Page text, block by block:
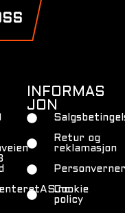
INFORMAS
JON
Retur og
reklamasjon
Cookie
policy